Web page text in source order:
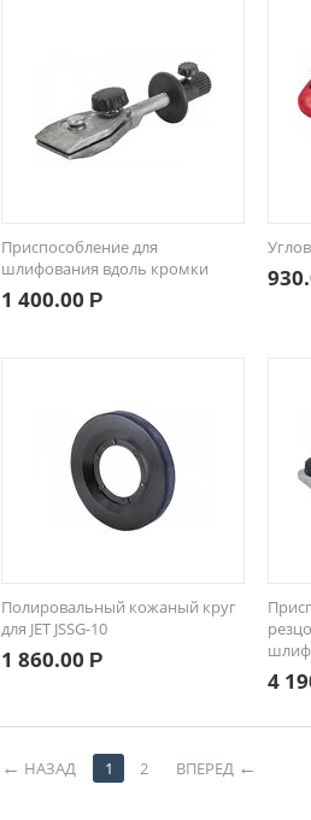
Приспособление для
шлифования вдоль кромки
1 400.00 Р
Полировальный кожаный круг
для JET JSSG-10
1 860.00 Р
4
НАЗАД 1 2 ВПЕРЕД